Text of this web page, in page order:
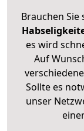
Brauchen Sie
es wird
Auf
Sollte es
unser